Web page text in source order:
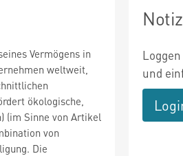
Vermögens in
weltweit,
ökologische,
(im Sinne von Artikel
von
Die
und